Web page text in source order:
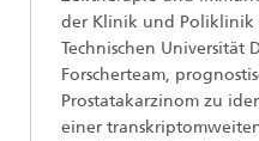
der Klinik und
Technischen Universität
Forscherteam,
Prostatakarzinom zu
einer